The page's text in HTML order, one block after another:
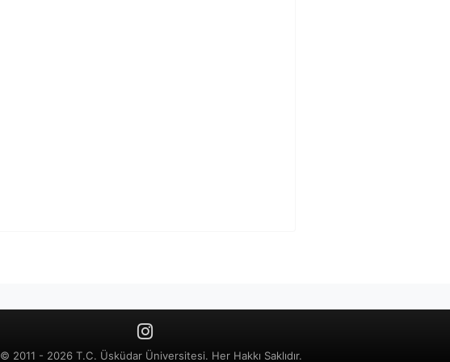
© 2011 - 2026 T.C. Üsküdar Üniversitesi. Her Hakkı Saklıdır.